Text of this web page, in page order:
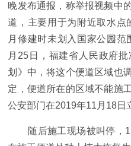
晚发布通报，称举报视频中
道，主要用于为附近取水点
月修建时未划入国家公园
月25日，福建省人民政府
划》中，将这个便道区域也
定，便道所在的区域不能施
公安部门在2019年11月18日
随后施工现场被叫停，